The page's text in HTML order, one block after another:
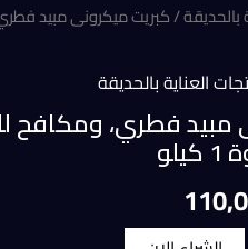
بالحديقة/ كبريت ميكرونى مبيد
العناية بالحديقة
مبيد فطري، ومكافح